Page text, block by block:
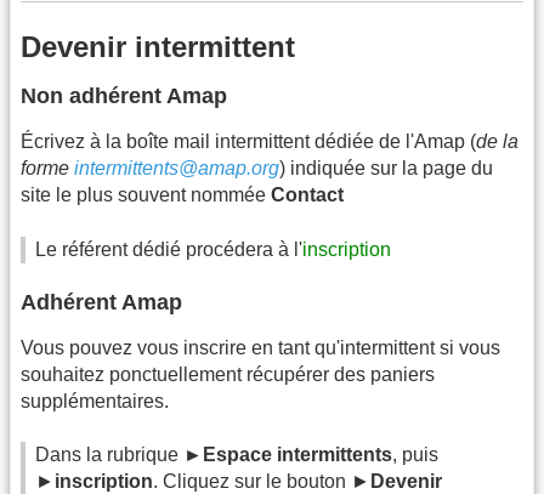
Devenir intermittent
Non adhérent Amap
Écrivez à la boîte mail intermittent dédiée de l'Amap (de la
forme intermittents@amap.org) indiquée sur la page du
site le plus souvent nommée Contact
Le référent dédié procédera à l'inscription
Adhérent Amap
Vous pouvez vous inscrire en tant qu'intermittent si vous
souhaitez ponctuellement récupérer des paniers
supplémentaires.
Dans la rubrique ►Espace intermittents, puis
► inscription. Cliquez sur le bouton ► Devenir